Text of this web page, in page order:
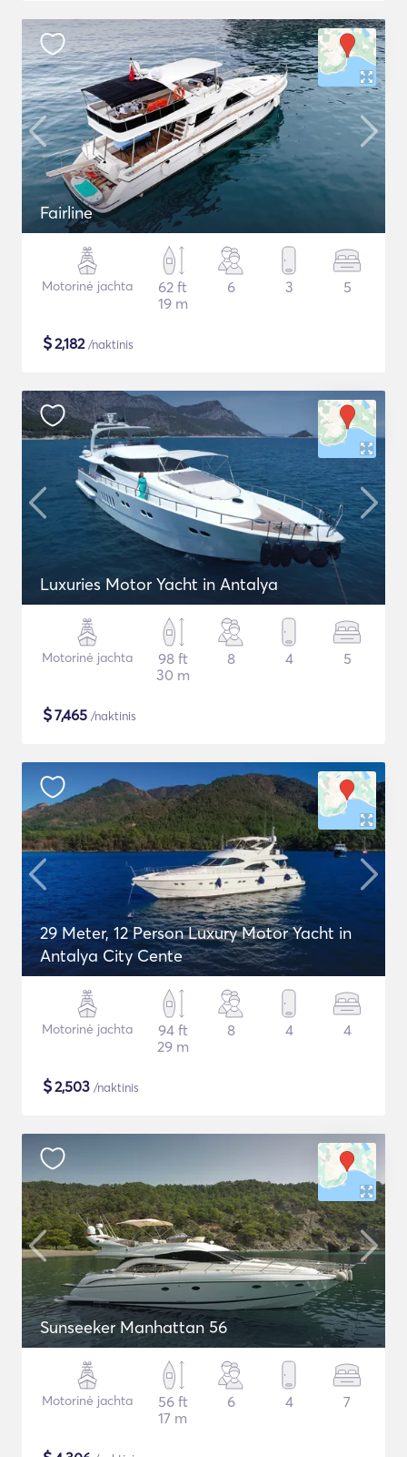
Fairline
Motorinė jachta
62 ft
19 m
6 3 5
$2,182/naktinis
Luxuries Motor Yacht in Antalya
Motorinė jachta
98 ft
30 m
8 4 5
$7,465 /naktinis
29 Meter, 12 Person Luxury Motor Yacht in
Antalya City Cente
Motorinė jachta
94 ft
29 m
8 4 4
$2,503 /naktinis
Sunseeker Manhattan 56
Motorinė jachta
56 ft
17 m
6 4 7